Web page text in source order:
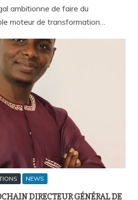
ambitionne de faire du
moteur de transformation…
NEWS
DIRECTEUR GÉNÉRAL DE